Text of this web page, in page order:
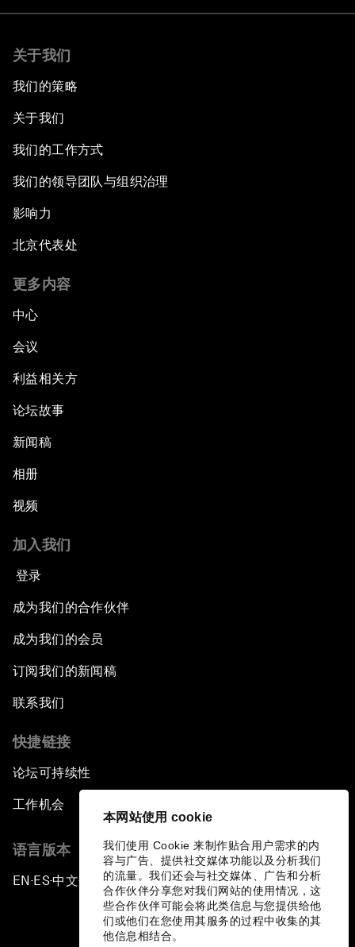
本网站使用 cookie
我们使用 Cookie 来制作贴合用户需求的内
容与广告、提供社交媒体功能以及分析我们
的流量。我们还会与社交媒体、广告和分析
合作伙伴分享您对我们网站的使用情况，这
些合作伙伴可能会将此类信息与您提供给他
们或他们在您使用其服务的过程中收集的其
他信息相结合。
关于我们
我们的策略
关于我们
我们的工作方式
我们的领导团队与组织治理
影响力
北京代表处
更多内容
中心
会议
利益相关方
论坛故事
新闻稿
相册
视频
加入我们
登录
成为我们的合作伙伴
成为我们的会员
订阅我们的新闻稿
联系我们
快捷链接
论坛可持续性
工作机会
语言版本
EN ▪ ES▪中文▪ 日本語